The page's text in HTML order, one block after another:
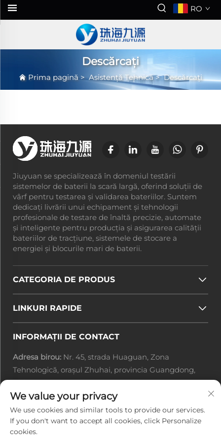
RO
Descărcați
Prima pagină >Asistență Tehnică>Descărcați
Jiuyuan se specializează în domeniul testării
sistemelor de baterii la scară largă, oferind soluții de
vârf pentru testarea și validarea bateriilor. Suntem
dedicați livrării unui echipament și tehnologii
profesionale de testare de înaltă precizie, automate
și inteligente pentru producția și asigurarea calității
bateriilor de tracțiune, sistemele de stocare a
energiei și blocurile mari de baterii.
CATEGORIA DE PRODUS
LINKURI RAPIDE
INFORMAȚII DE CONTACT
Adresa birou: Nr. 45, strada Huaguan, Zona
Tehnologică, orașul Zhuhai, provincia Guangdong,
China
Email: [email protected]
Tel.: +86-0756-3616108
We value your privacy
We use cookies and similar tools to provide our services.
If you don't want to accept all cookies, click Personalize
cookies.